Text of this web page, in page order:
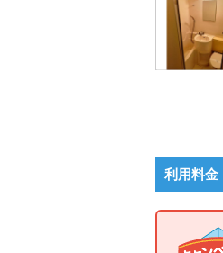
利用料金